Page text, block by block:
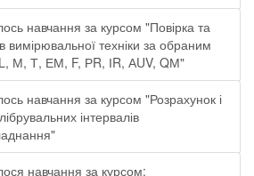
навчання за курсом "Повірка та
вимірювальної техніки за обраним
М, Т, ЕМ, F, РR, ІR, АUV, QМ"
навчання за курсом "Розрахунок і
інтервалів
навчання за курсом: